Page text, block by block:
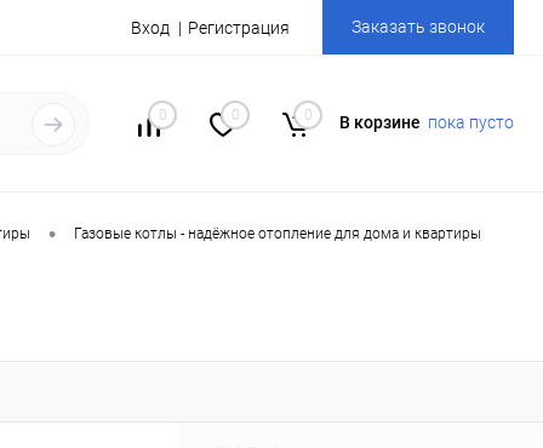
Вход Регистрация Заказать звонок
0 0 0 В корзине пока пусто
• Газовые котлы - надёжное отопление для дома и квартиры